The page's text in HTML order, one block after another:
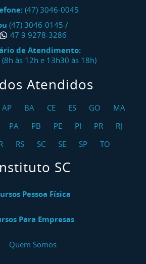
(47) 3046-0045
(47) 3046-0145 /
47 9 9278-3286
de Atendimento:
(8h às 12h e 13h30 às 18h)
Atendidos
AP BA CE ES GO
MA
PA PB PE PI PR
RJ
RS SC SE SP TO
SC
Pessoa Física
Para Empresas
Quem Somos